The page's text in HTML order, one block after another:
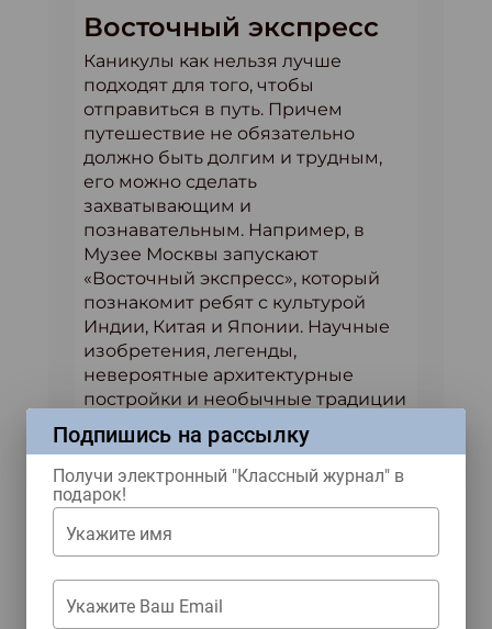
Восточный экспресс
Каникулы как нельзя лучше
подходят для того, чтобы
отправиться в путь. Причем
путешествие не обязательно
должно быть долгим и трудным,
его можно сделать
захватывающим и
познавательным. Например, в
Музее Москвы запускают
«Восточный экспресс», который
познакомит ребят с культурой
Индии, Китая и Японии. Научные
изобретения, легенды,
невероятные архитектурные
постройки и необычные традиции
слушателям. А еще – чтобы
занятия запомнились надолго,
ребята смогут своими руками
китайский фонарик, расписать
Подпишись на рассылку
Получи электронный "Классный журнал" в
подарок!
Укажите имя
Укажите Ваш Email